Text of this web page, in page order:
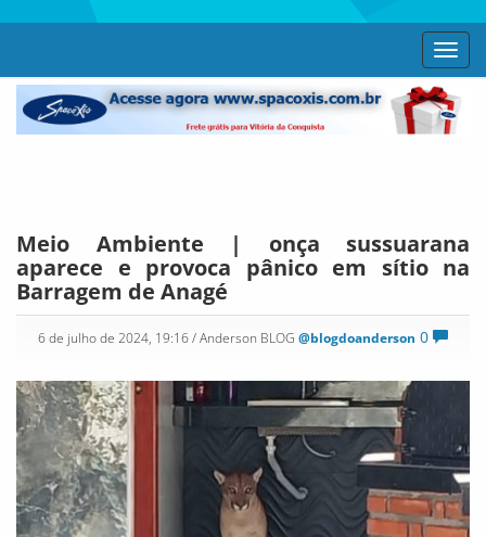
Meio Ambiente | onça sussuarana
aparece e provoca pânico em sítio na
Barragem de Anagé
0
6 de julho de 2024, 19:16/ Anderson BLOG @blogdoanderson